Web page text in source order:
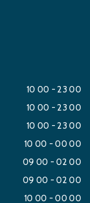
10 00 - 23 00
10 00 - 23 00
10 00 - 23 00
10 00 - 00 00
09 00 - 02 00
09 00 - 02 00
10 00 - 00 00